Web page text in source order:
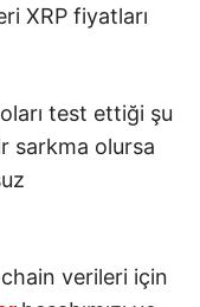
XRP fiyatları
test ettiği şu
sarkma olursa
verileri için